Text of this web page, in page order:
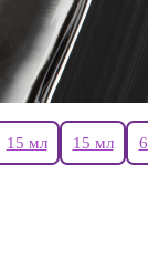
15 мл 15 мл